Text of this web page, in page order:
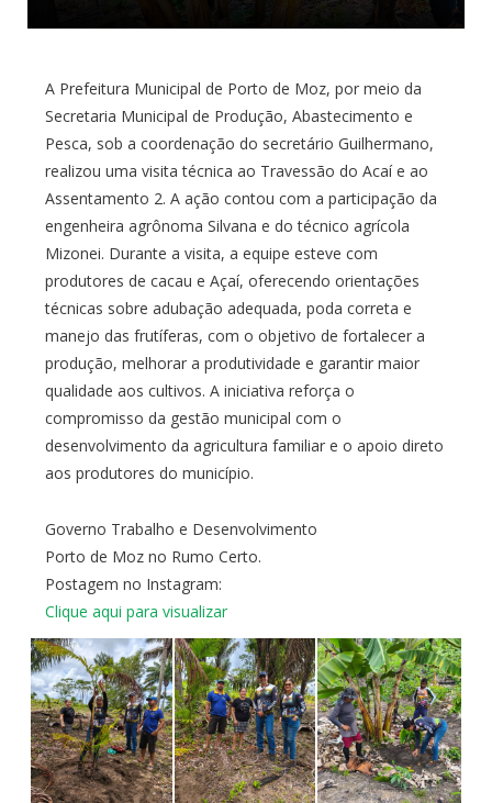
A Prefeitura Municipal de Porto de Moz, por meio da
Secretaria Municipal de Produção, Abastecimento e
Pesca, sob a coordenação do secretário Guilhermano,
realizou uma visita técnica ao Travessão do Acaí e ao
Assentamento 2. A ação contou com a participação da
engenheira agrônoma Silvana e do técnico agrícola
Mizonei. Durante a visita, a equipe esteve com
produtores de cacau e Açaí, oferecendo orientações
técnicas sobre adubação adequada, poda correta e
manejo das frutíferas, com o objetivo de fortalecer a
produção, melhorar a produtividade e garantir maior
qualidade aos cultivos. A iniciativa reforça o
compromisso da gestão municipal com o
desenvolvimento da agricultura familiar e o apoio direto
aos produtores do município.
Governo Trabalho e Desenvolvimento
Porto de Moz no Rumo Certo.
Postagem no Instagram:
Clique aqui para visualizar